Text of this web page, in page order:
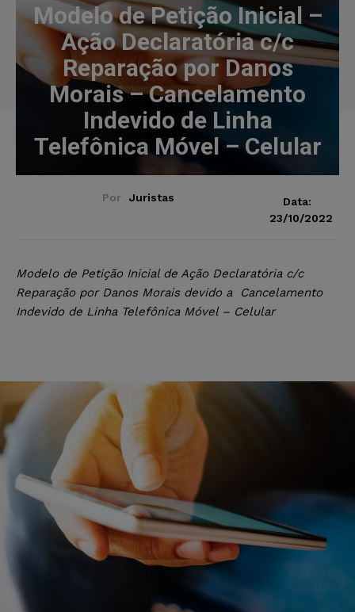
Modelo de Petição Inicial –
Ação Declaratória c/c
Reparação por Danos
Morais – Cancelamento
Indevido de Linha
Telefônica Móvel – Celular
Por Juristas
Data:
23/10/2022
Modelo de Petição Inicial de Ação Declaratória c/c
Reparação por Danos Morais devido a Cancelamento
Indevido de Linha Telefônica Móvel – Celular